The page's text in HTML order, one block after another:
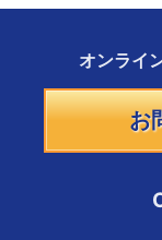
オンライ
お